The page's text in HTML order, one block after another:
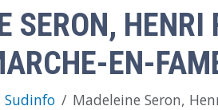
SERON,
EN-
Sudinfo Madeleine Seron,